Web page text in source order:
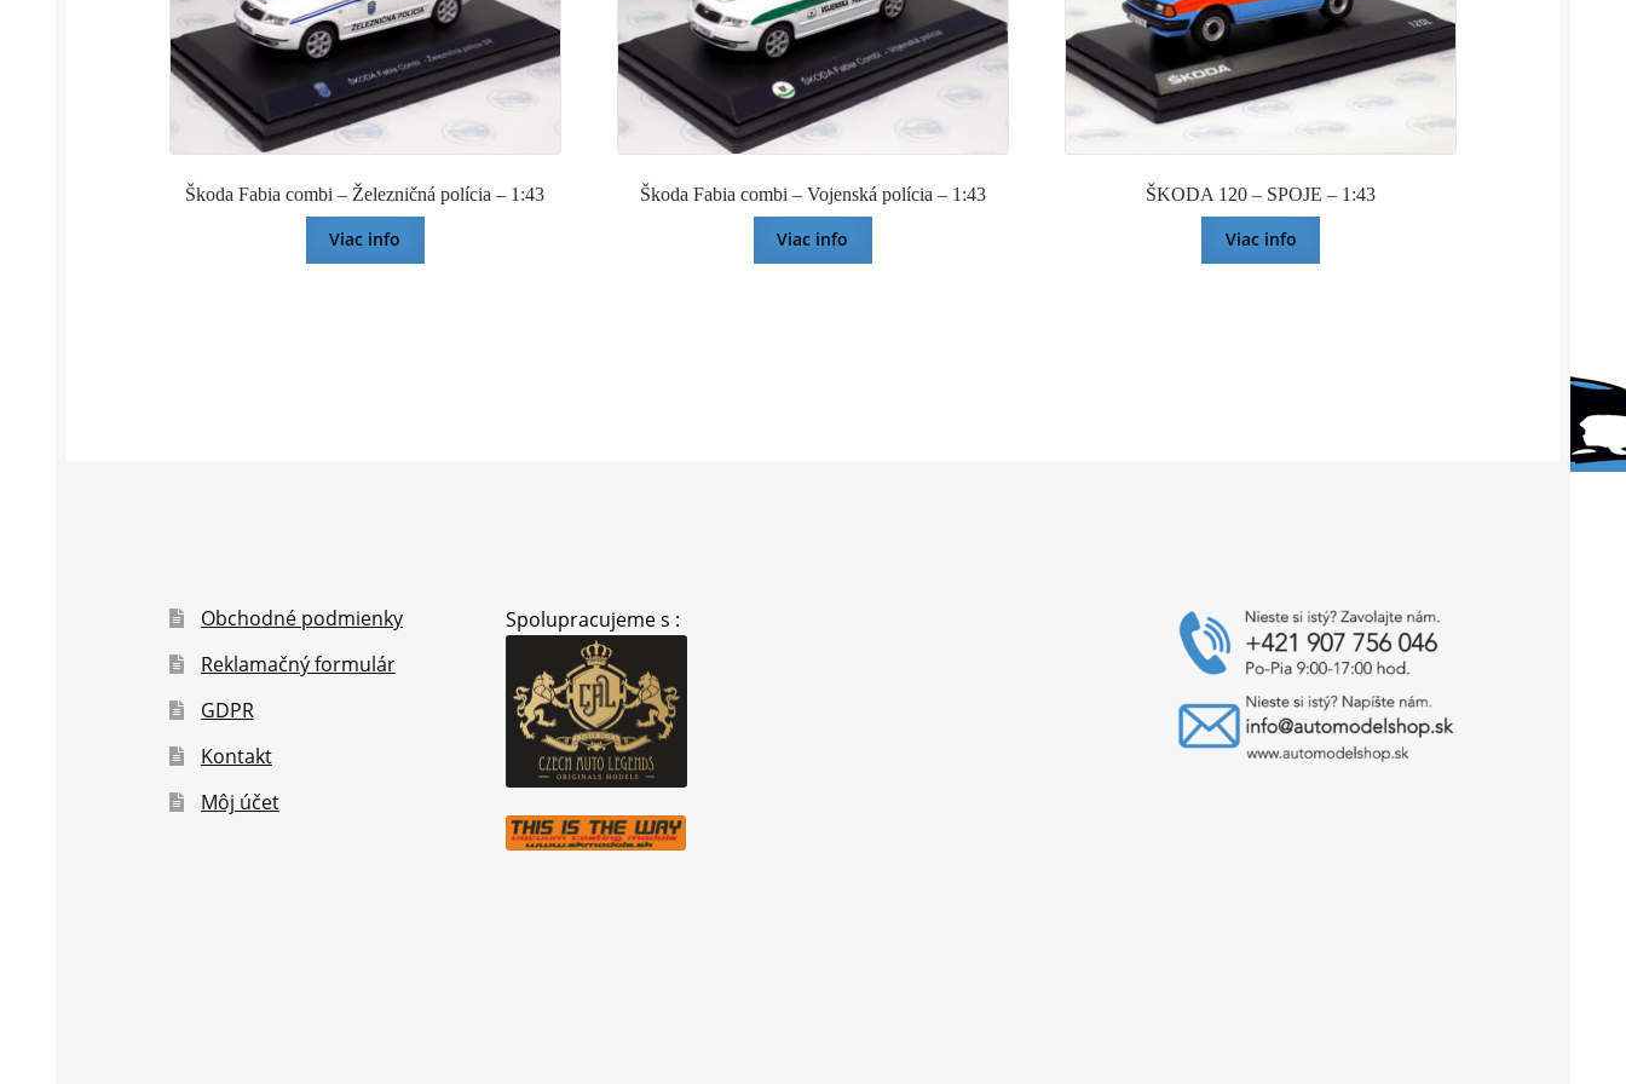
Škoda Fabia combi – Železničná polícia – 1:43
Viac info
Škoda Fabia combi – Vojenská polícia – 1:43
Viac info
ŠKODA 120 – SPOJE – 1:43
Viac info
Obchodné podmienky
Reklamačný formulár
GDPR
Kontakt
Môj účet
Spolupracujeme s :